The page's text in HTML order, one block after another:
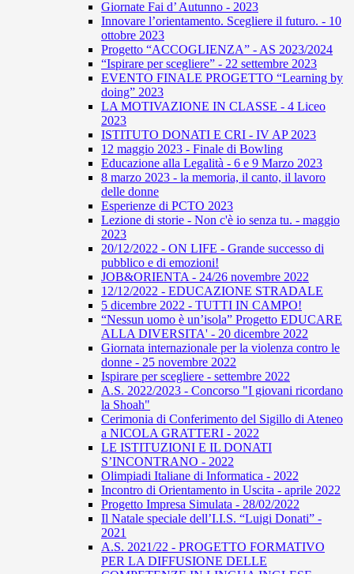
Giornate Fai d’ Autunno - 2023
Innovare l’orientamento. Scegliere il futuro. - 10
ottobre 2023
Progetto “ACCOGLIENZA” - AS 2023/2024
“Ispirare per scegliere” - 22 settembre 2023
EVENTO FINALE PROGETTO “Learning by
doing” 2023
LA MOTIVAZIONE IN CLASSE - 4 Liceo
2023
ISTITUTO DONATI E CRI - IV AP 2023
12 maggio 2023 - Finale di Bowling
Educazione alla Legalità - 6 e 9 Marzo 2023
8 marzo 2023 - la memoria, il canto, il lavoro
delle donne
Esperienze di PCTO 2023
Lezione di storie - Non c'è io senza tu. - maggio
2023
20/12/2022 - ON LIFE - Grande successo di
pubblico e di emozioni!
JOB&ORIENTA - 24/26 novembre 2022
12/12/2022 - EDUCAZIONE STRADALE
5 dicembre 2022 - TUTTI IN CAMPO!
“Nessun uomo è un’isola” Progetto EDUCARE
ALLA DIVERSITA' - 20 dicembre 2022
Giornata internazionale per la violenza contro le
donne - 25 novembre 2022
Ispirare per scegliere - settembre 2022
A.S. 2022/2023 - Concorso "I giovani ricordano
la Shoah"
Cerimonia di Conferimento del Sigillo di Ateneo
a NICOLA GRATTERI - 2022
LE ISTITUZIONI E IL DONATI
S’INCONTRANO - 2022
Olimpiadi Italiane di Informatica - 2022
Incontro di Orientamento in Uscita - aprile 2022
Progetto Impresa Simulata - 28/02/2022
Il Natale speciale dell’I.I.S. “Luigi Donati” -
2021
A.S. 2021/22 - PROGETTO FORMATIVO
PER LA DIFFUSIONE DELLE